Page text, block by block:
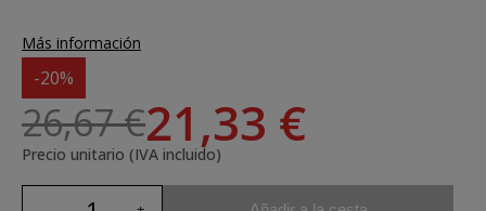
Más información
-20%
26,67 €21,33 €
Precio unitario (IVA incluido)